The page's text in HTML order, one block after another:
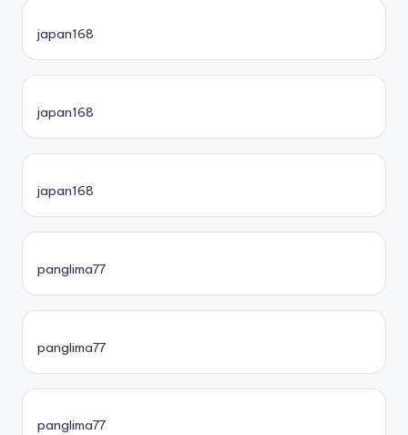
japan168
japan168
japan168
panglima77
panglima77
panglima77